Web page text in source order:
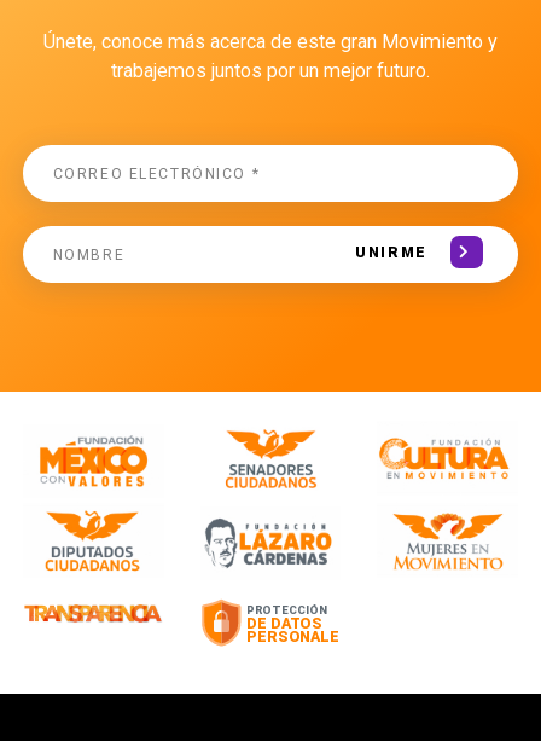
Únete, conoce más acerca de este gran Movimiento y
trabajemos juntos por un mejor futuro.
UNIRME